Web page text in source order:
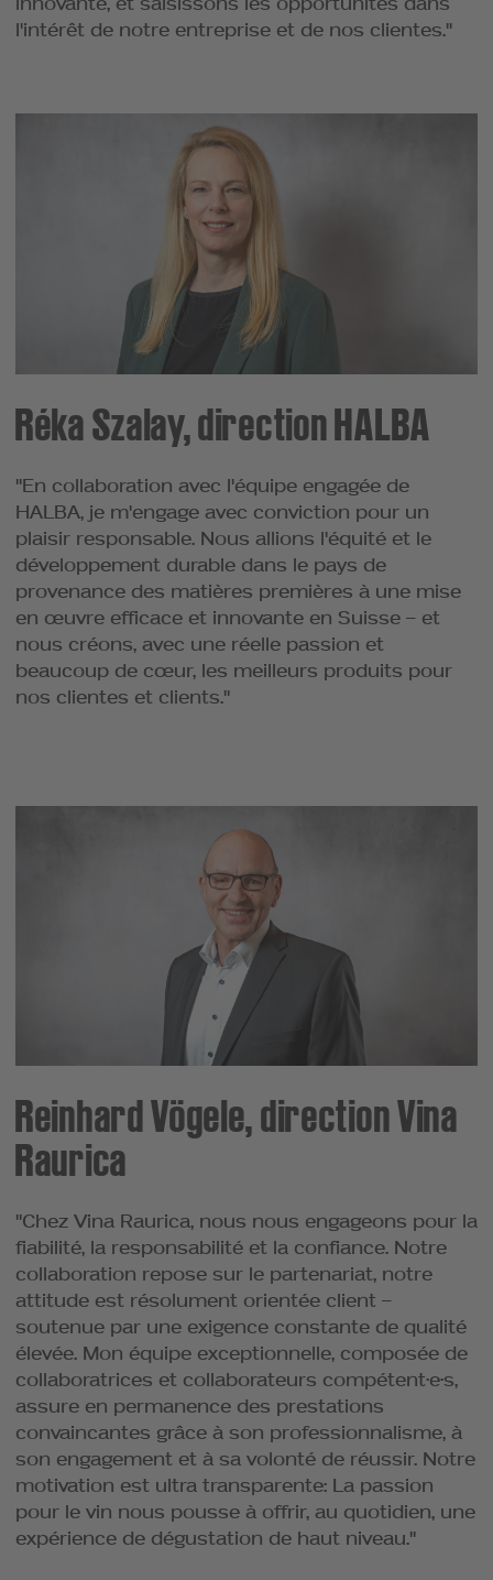
innovante, et saisissons les opportunités dans
l'intérêt de notre entreprise et de nos clientes."
Réka Szalay, direction HALBA
"En collaboration avec l'équipe engagée de
HALBA, je m'engage avec conviction pour un
plaisir responsable. Nous allions l'équité et le
développement durable dans le pays de
provenance des matières premières à une mise
en œuvre efficace et innovante en Suisse – et
nous créons, avec une réelle passion et
beaucoup de cœur, les meilleurs produits pour
nos clientes et clients."
Reinhard Vögele, direction Vina
Raurica
"Chez Vina Raurica, nous nous engageons pour la
fiabilité, la responsabilité et la confiance. Notre
collaboration repose sur le partenariat, notre
attitude est résolument orientée client –
soutenue par une exigence constante de qualité
élevée. Mon équipe exceptionnelle, composée de
collaboratrices et collaborateurs compétent·e·s,
assure en permanence des prestations
convaincantes grâce à son professionnalisme, à
son engagement et à sa volonté de réussir. Notre
motivation est ultra transparente: La passion
pour le vin nous pousse à offrir, au quotidien, une
expérience de dégustation de haut niveau."